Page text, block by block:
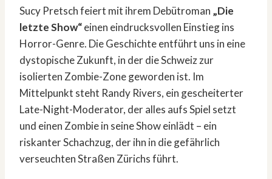
Sucy Pretsch feiert mit ihrem Debütroman „Die
letzte Show“einen eindrucksvollen Einstieg ins
Horror-Genre. Die Geschichte entführt uns in eine
dystopische Zukunft, in der die Schweiz zur
isolierten Zombie-Zone geworden ist. Im
Mittelpunkt steht Randy Rivers, ein gescheiterter
Late-Night-Moderator, der alles aufs Spiel setzt
und einen Zombie in seine Show einlädt – ein
riskanter Schachzug, der ihn in die gefährlich
verseuchten Straßen Zürichs führt.